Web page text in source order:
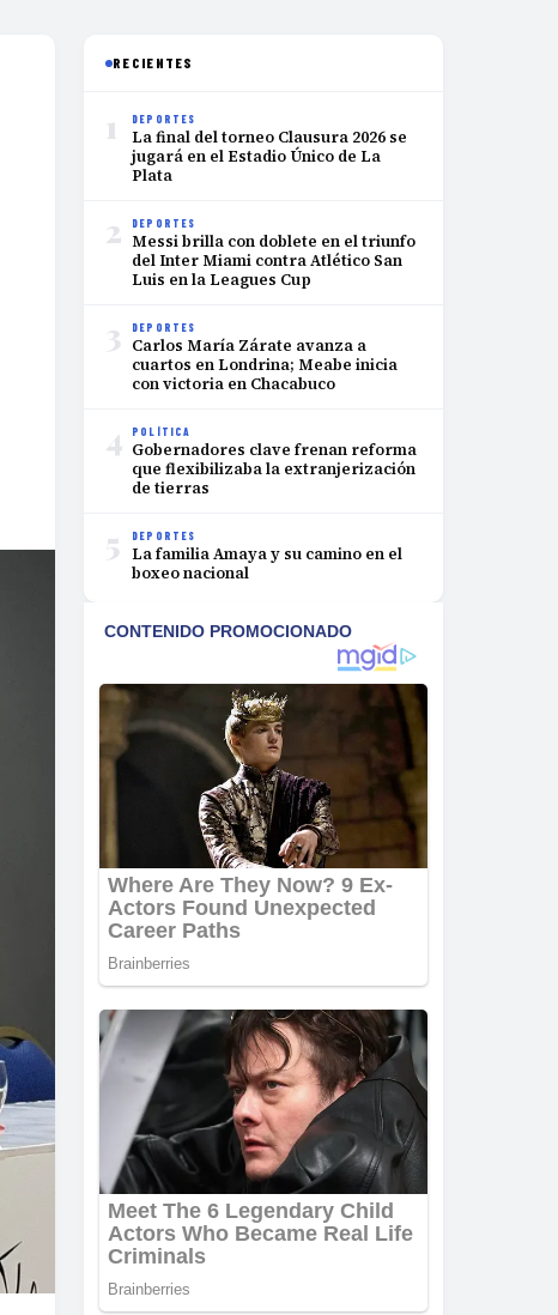
RECIENTES
1 DEPORTES
La final del torneo Clausura 2026 se
jugará en el Estadio Único de La
Plata
2 DEPORTES
Messi brilla con doblete en el triunfo
del Inter Miami contra Atlético San
Luis en la Leagues Cup
3 DEPORTES
Carlos María Zárate avanza a
cuartos en Londrina; Meabe inicia
con victoria en Chacabuco
4 POLÍTICA
Gobernadores clave frenan reforma
que flexibilizaba la extranjerización
de tierras
5 DEPORTES
La familia Amaya y su camino en el
boxeo nacional